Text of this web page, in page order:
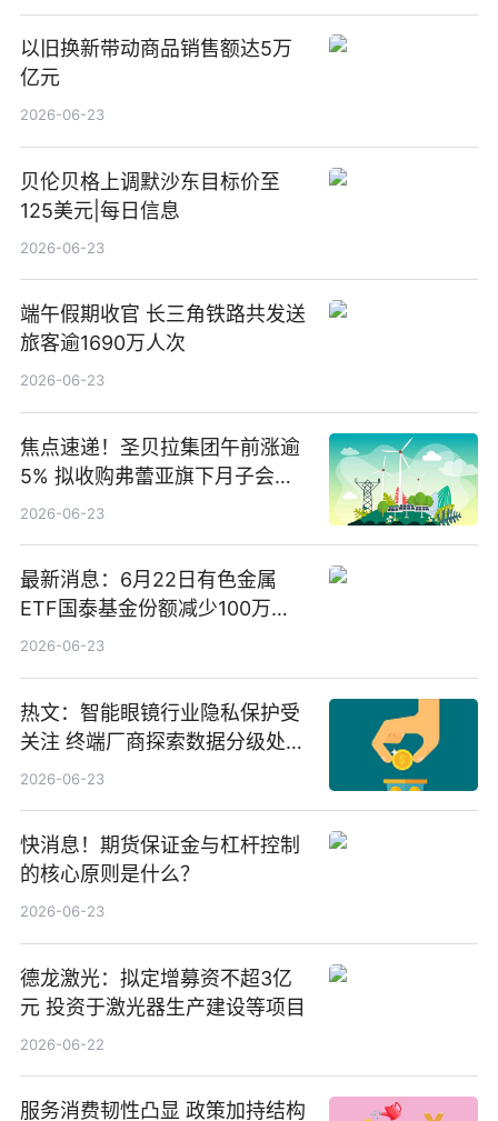
以旧换新带动商品销售额达5万
亿元
2026-06-23
贝伦贝格上调默沙东目标价至
125美元|每日信息
2026-06-23
端午假期收官 长三角铁路共发送
旅客逾1690万人次
2026-06-23
焦点速递！圣贝拉集团午前涨逾
5% 拟收购弗蕾亚旗下月子会所
业务少数股权
2026-06-23
最新消息：6月22日有色金属
ETF国泰基金份额减少100万
份，重仓股紫金矿业、洛阳钼
2026-06-23
热文：智能眼镜行业隐私保护受
关注 终端厂商探索数据分级处理
等方案
2026-06-23
快消息！期货保证金与杠杆控制
的核心原则是什么？
2026-06-23
德龙激光：拟定增募资不超3亿
元 投资于激光器生产建设等项目
2026-06-22
服务消费韧性凸显 政策加持结构